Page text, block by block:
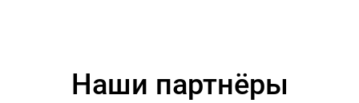
Наши партнёры